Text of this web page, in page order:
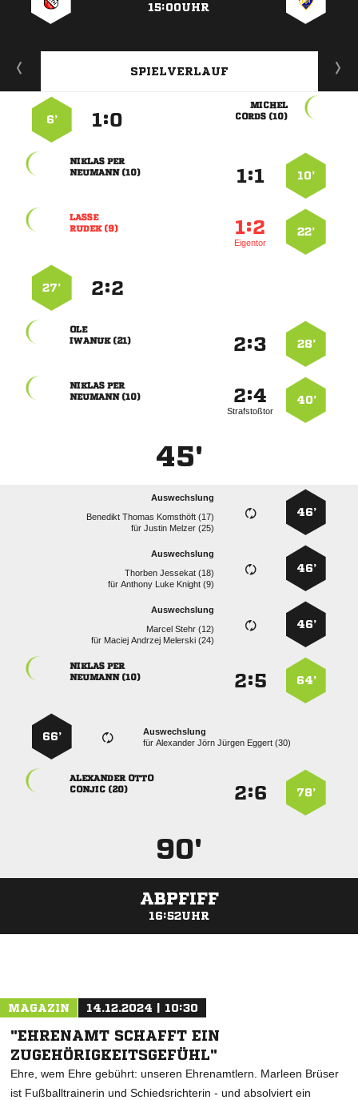
15:00UHR
SPIELVERLAUF

 
:
6’
10’
:
 
 
22’
:
Eigentor

 
:
27’
28’
:

 
40’
:
Strafstoßtor
 
 
45'
46’
Auswechslung
   
für  
46’
Auswechslung
  
für   
46’
Auswechslung
  
für    
64’
:
 
 
Auswechslung
für    
66’
78’
:
 
 
90'
ABPFIFF
16:52UHR
MAGAZIN 14.12.2024 | 10:30
"EHRENAMT SCHAFFT EIN
ZUGEHÖRIGKEITSGEFÜHL"
Ehre, wem Ehre gebührt: unseren Ehrenamtlern. Marleen Brüser
ist Fußballtrainerin und Schiedsrichterin - und absolviert ein